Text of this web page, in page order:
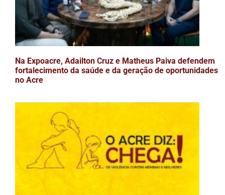
Na Expoacre, Adailton Cruz e Matheus Paiva defendem
fortalecimento da saúde e da geração de oportunidades
no Acre